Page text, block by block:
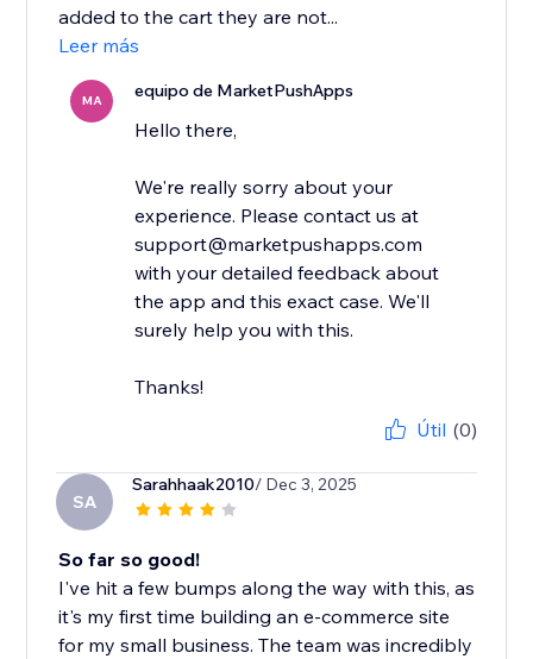
added to the cart they are not...
Leer más
MA equipo de MarketPushApps
Hello there,
We're really sorry about your
experience. Please contact us at
support@marketpushapps.com
with your detailed feedback about
the app and this exact case. We'll
surely help you with this.
Thanks!
Útil (0)
SA
Sarahhaak2010/ Dec 3, 2025
So far so good!
I've hit a few bumps along the way with this, as
it's my first time building an e-commerce site
for my small business. The team was incredibly